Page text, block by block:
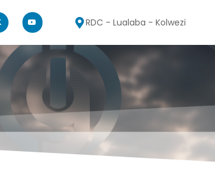
RDC - Lualaba - Kolwezi